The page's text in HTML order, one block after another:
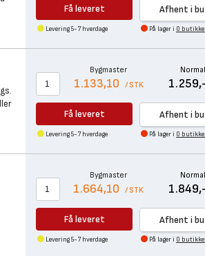
Få leveret Afhent i
Levering 5-7 hverdage På lager i 0
Bygmaster
1.133,10 / STK
Få leveret Afhent i
Levering 5-7 hverdage På lager i 0
Bygmaster
1.664,10 / STK
Få leveret Afhent i
Levering 5-7 hverdage På lager i 0